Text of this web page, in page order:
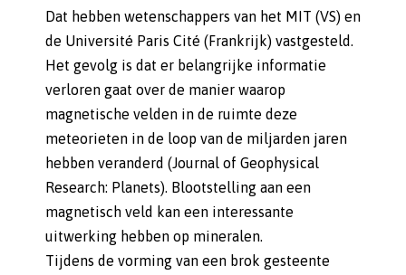
Dat hebben wetenschappers van het MIT (VS) en
de Université Paris Cité (Frankrijk) vastgesteld.
Het gevolg is dat er belangrijke informatie
verloren gaat over de manier waarop
magnetische velden in de ruimte deze
meteorieten in de loop van de miljarden jaren
hebben veranderd (Journal of Geophysical
Research: Planets). Blootstelling aan een
magnetisch veld kan een interessante
uitwerking hebben op mineralen.
Tijdens de vorming van een brok gesteente